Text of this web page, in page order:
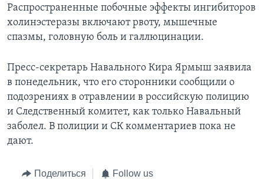
Распространенные побочные эффекты ингибиторов
холинэстеразы включают рвоту, мышечные
спазмы, головную боль и галлюцинации.
Пресс-секретарь Навального Кира Ярмыш заявила
в понедельник, что его сторонники сообщили о
подозрениях в отравлении в российскую полицию
и Следственный комитет, как только Навальный
заболел. В полиции и СК комментариев пока не
дают.
Поделиться Follow us